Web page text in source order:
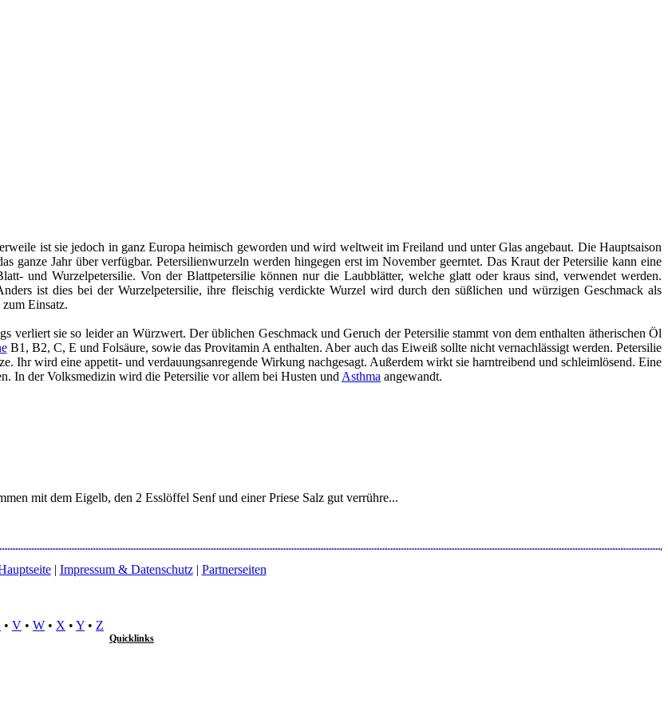
ist sie jedoch in ganz Europa heimisch geworden und wird weltweit im Freiland und unter Glas angebaut. Die Hauptsaison
ganze Jahr über verfügbar. Petersilienwurzeln werden hingegen erst im November geerntet. Das Kraut der Petersilie kann eine
und Wurzelpetersilie. Von der Blattpetersilie können nur die Laubblätter, welche glatt oder kraus sind, verwendet werden.
ist dies bei der Wurzelpetersilie, ihre fleischig verdickte Wurzel wird durch den süßlichen und würzigen Geschmack als
Einsatz.
verliert sie so leider an Würzwert. Der üblichen Geschmack und Geruch der Petersilie stammt von dem enthalten ätherischen Öl
B1, B2, C, E und Folsäure, sowie das Provitamin A enthalten. Aber auch das Eiweiß sollte nicht vernachlässigt werden. Petersilie
Ihr wird eine appetit- und verdauungsanregende Wirkung nachgesagt. Außerdem wirkt sie harntreibend und schleimlösend. Eine
In der Volksmedizin wird die Petersilie vor allem bei Husten und Asthma angewandt.
mit dem Eigelb, den 2 Esslöffel Senf und einer Priese Salz gut verrühre...
| Impressum & Datenschutz| Partnerseiten
• V • W • X • Y • Z
Quicklinks